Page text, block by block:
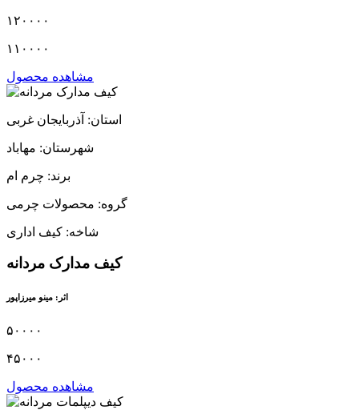
۱۲۰۰۰۰
۱۱۰۰۰۰
مشاهده محصول
استان: آذربایجان غربی
شهرستان: مهاباد
برند: چرم ام
گروه: محصولات چرمی
شاخه: کیف اداری
کیف مدارک مردانه
اثر: مینو میرزاپور
۵۰۰۰۰
۴۵۰۰۰
مشاهده محصول